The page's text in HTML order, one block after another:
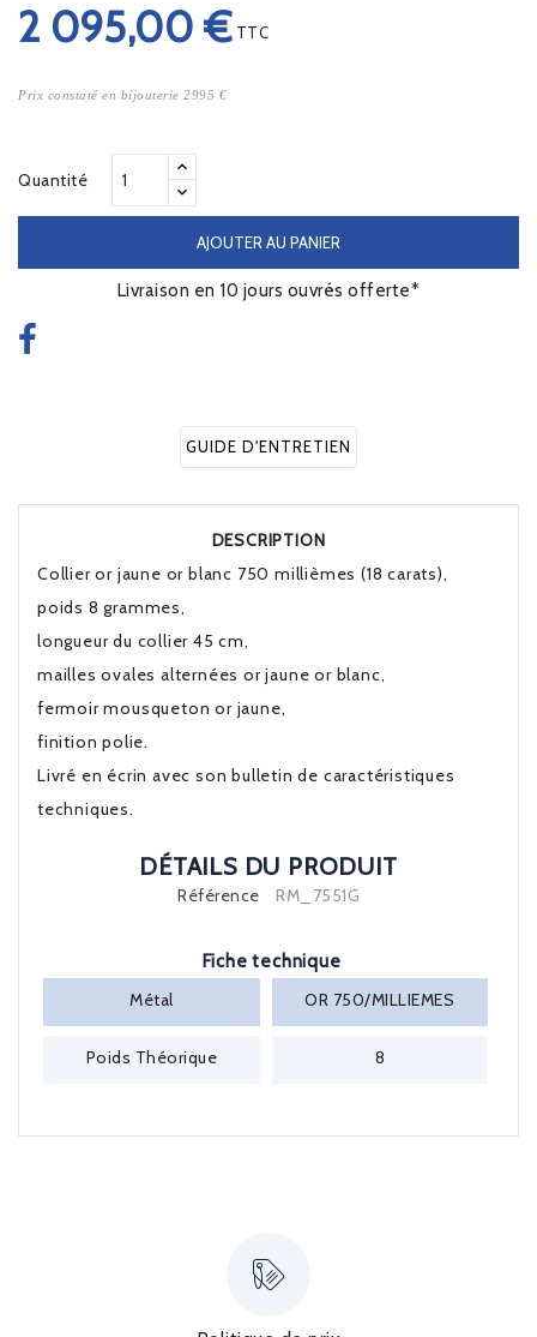
2 095,00 € TTC
Prix constaté en bijouterie 2995 €
Quantité
AJOUTER AU PANIER
Livraison en 10 jours ouvrés offerte*
GUIDE D'ENTRETIEN
DESCRIPTION
Collier or jaune or blanc 750 millièmes (18 carats),
poids 8 grammes,
longueur du collier 45 cm,
mailles ovales alternées or jaune or blanc,
fermoir mousqueton or jaune,
finition polie.
Livré en écrin avec son bulletin de caractéristiques
techniques.
DÉTAILS DU PRODUIT
Référence RM_7551G
Fiche technique
Métal
OR 750/MILLIEMES
Poids Théorique 8